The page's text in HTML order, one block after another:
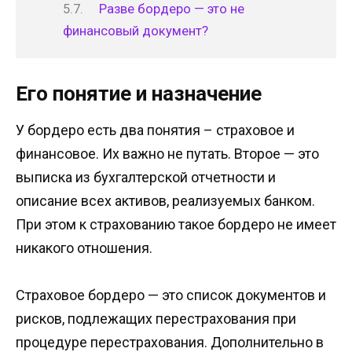
Разве бордеро — это не
финансовый документ?
Его понятие и назначение
У бордеро есть два понятия – страховое и
финансовое. Их важно не путать. Второе — это
выписка из бухгалтерской отчетности и
описание всех активов, реализуемых банком.
При этом к страхованию такое бордеро не имеет
никакого отношения.
Страховое бордеро — это список документов и
рисков, подлежащих перестрахования при
процедуре перестрахования. Дополнительно в